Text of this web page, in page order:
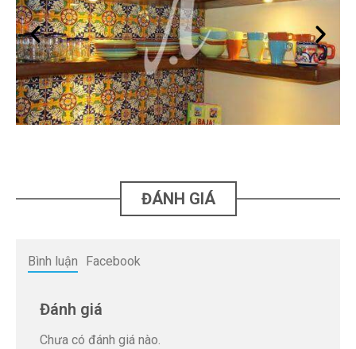
ĐÁNH GIÁ
Bình luận Facebook
Đánh giá
Chưa có đánh giá nào.